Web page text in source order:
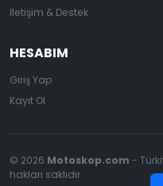
İletişim & Destek
HESABIM
Giriş Yap
Kayıt Ol
© 2026 Motoskop.com -
hakları saklıdır.